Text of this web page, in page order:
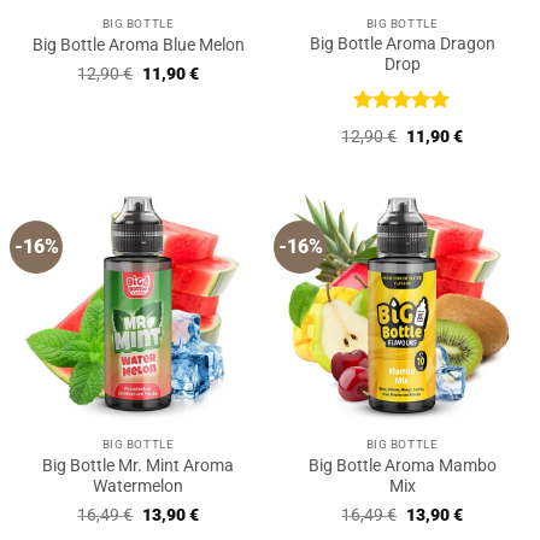
BIG BOTTLE
Big Bottle Aroma Blue Melon
12,90€ Ursprünglicher
Preis
11,90€Aktueller
BIG BOTTLE
Big Bottle Aroma Dragon
Drop
Bewertet
mit 5 von
12,90€ Ursprünglicher
Preis
11,90€Aktueller
-16%
BIG BOTTLE
Big Bottle Mr. Mint Aroma
Watermelon
16,49€ Ursprünglicher
Preis
13,90€Aktueller
-16%
BIG BOTTLE
Big Bottle Aroma Mambo
Mix
16,49€ Ursprünglicher
Preis
13,90€Aktueller